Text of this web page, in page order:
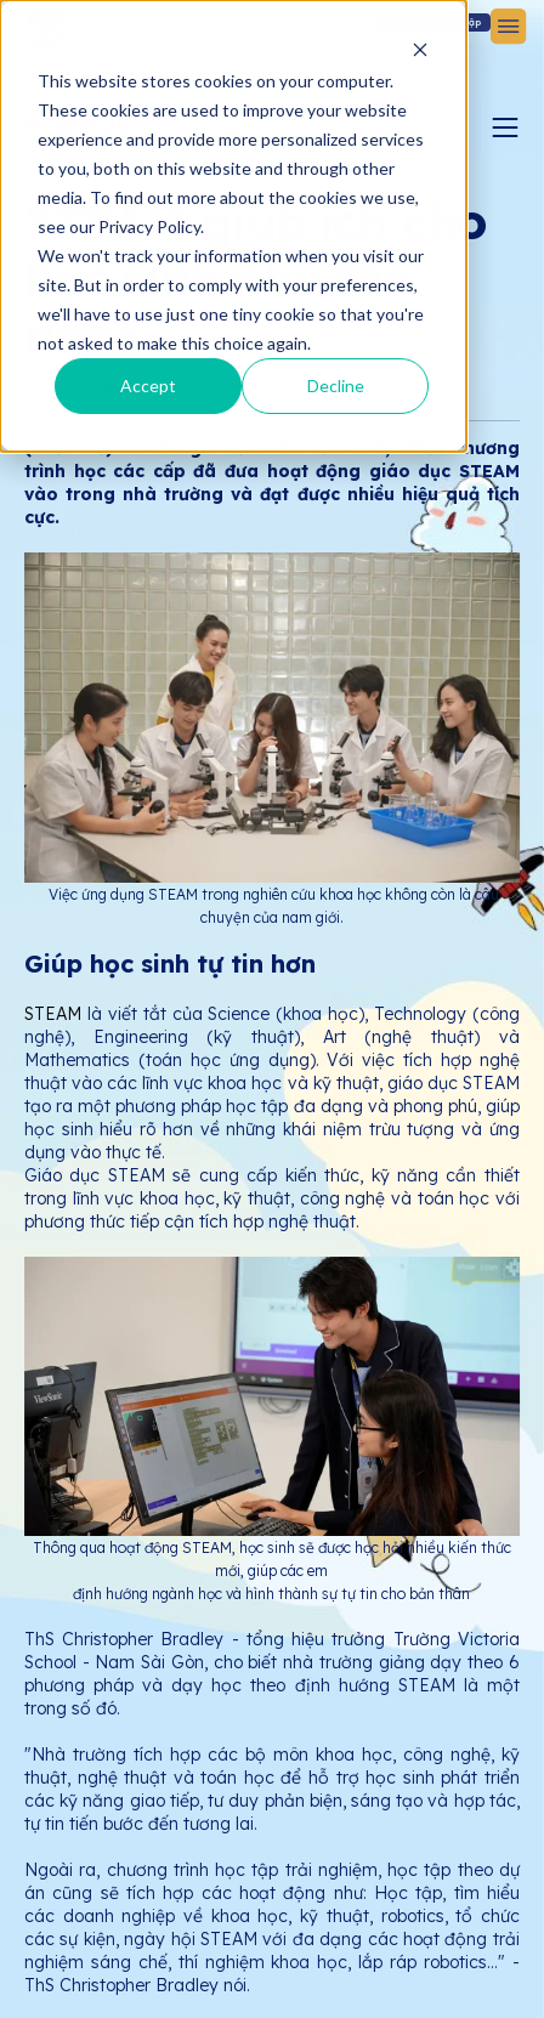
This website stores cookies on your computer.
These cookies are used to improve your website
experience and provide more personalized services
to you, both on this website and through other
media. To find out more about the cookies we use,
see our Privacy Policy.
We won't track your information when you visit our
site. But in order to comply with your preferences,
we'll have to use just one tiny cookie so that you're
not asked to make this choice again.
Accept Decline
Đăng nhập
TIN TỨC
BLOG YÊU CON
BẢN TIN VICTORIA
STEAM giúp ích cho
học sinh như thế
nào?
01.10.2024 Victoria School
(Tuổi Trẻ) Thích nghi với toàn cầu hóa, nhiều chương
trình học các cấp đã đưa hoạt động giáo dục STEAM
vào trong nhà trường và đạt được nhiều hiệu quả tích
cực.
Việc ứng dụng STEAM trong nghiên cứu khoa học không còn là câu
chuyện của nam giới.
Giúp học sinh tự tin hơn
STEAM là viết tắt của Science (khoa học), Technology (công
nghệ), Engineering (kỹ thuật), Art (nghệ thuật) và
Mathematics (toán học ứng dụng). Với việc tích hợp nghệ
thuật vào các lĩnh vực khoa học và kỹ thuật, giáo dục STEAM
tạo ra một phương pháp học tập đa dạng và phong phú, giúp
học sinh hiểu rõ hơn về những khái niệm trừu tượng và ứng
dụng vào thực tế.
Giáo dục STEAM sẽ cung cấp kiến thức, kỹ năng cần thiết
trong lĩnh vực khoa học, kỹ thuật, công nghệ và toán học với
phương thức tiếp cận tích hợp nghệ thuật.
Thông qua hoạt động STEAM, học sinh sẽ được học hỏi nhiều kiến thức
mới, giúp các em
định hướng ngành học và hình thành sự tự tin cho bản thân
ThS Christopher Bradley - tổng hiệu trưởng Trường Victoria
School - Nam Sài Gòn, cho biết nhà trường giảng dạy theo 6
phương pháp và dạy học theo định hướng STEAM là một
trong số đó.
"Nhà trường tích hợp các bộ môn khoa học, công nghệ, kỹ
thuật, nghệ thuật và toán học để hỗ trợ học sinh phát triển
các kỹ năng giao tiếp, tư duy phản biện, sáng tạo và hợp tác,
tự tin tiến bước đến tương lai.
Ngoài ra, chương trình học tập trải nghiệm, học tập theo dự
án cũng sẽ tích hợp các hoạt động như: Học tập, tìm hiểu
các doanh nghiệp về khoa học, kỹ thuật, robotics, tổ chức
các sự kiện, ngày hội STEAM với đa dạng các hoạt động trải
nghiệm sáng chế, thí nghiệm khoa học, lắp ráp robotics…" -
ThS Christopher Bradley nói.